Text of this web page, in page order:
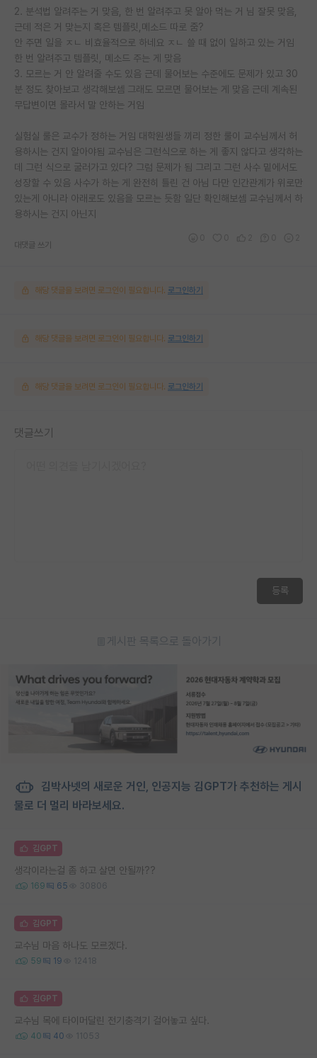
2. 분석법 알려주는 거 맞음, 한 번 알려주고 못 알아 먹는 거 님 잘못 맞음,
근데 적은 거 맞는지 혹은 템플릿,메소드 따로 줌?
안 주면 일을 ㅈㄴ 비효율적으로 하네요 ㅈㄴ 쓸 때 없이 일하고 있는 거임
한 번 알려주고 템플릿, 메소드 주는 게 맞음
3. 모르는 거 안 알려줄 수도 있음 근데 물어보는 수준에도 문제가 있고 30
분 정도 찾아보고 생각해보셈 그래도 모르면 물어보는 게 맞음 근데 계속된
무답변이면 몰라서 말 안하는 거임
실험실 룰은 교수가 정하는 거임 대학원생들 끼리 정한 룰이 교수님께서 허
용하시는 건지 알아야됨 교수님은 그런식으로 하는 게 좋지 않다고 생각하는
데 그런 식으로 굴러가고 있다? 그럼 문제가 됨 그리고 그런 사수 밑에서도
성장할 수 있음 사수가 하는 게 완전히 틀린 건 아님 다만 인간관계가 위로만
있는게 아니라 아래로도 있음을 모르는 듯함 일단 확인해보셈 교수님께서 하
용하시는 건지 아닌지
대댓글 쓰기
해당 댓글을 보려면 로그인이 필요합니다. 로그인하기
해당 댓글을 보려면 로그인이 필요합니다. 로그인하기
해당 댓글을 보려면 로그인이 필요합니다. 로그인하기
댓글쓰기
등록
게시판 목록으로 돌아가기
김박사넷의 새로운 거인, 인공지능 김GPT가 추천하는 게시
물로 더 멀리 바라보세요.
김GPT
생각이라는걸 좀 하고 살면 안될까??
169 65 30806
김GPT
교수님 마음 하나도 모르겠다.
59 19 12418
김GPT
교수님 목에 타이머달린 전기충격기 걸어놓고 싶다.
40 40 11053